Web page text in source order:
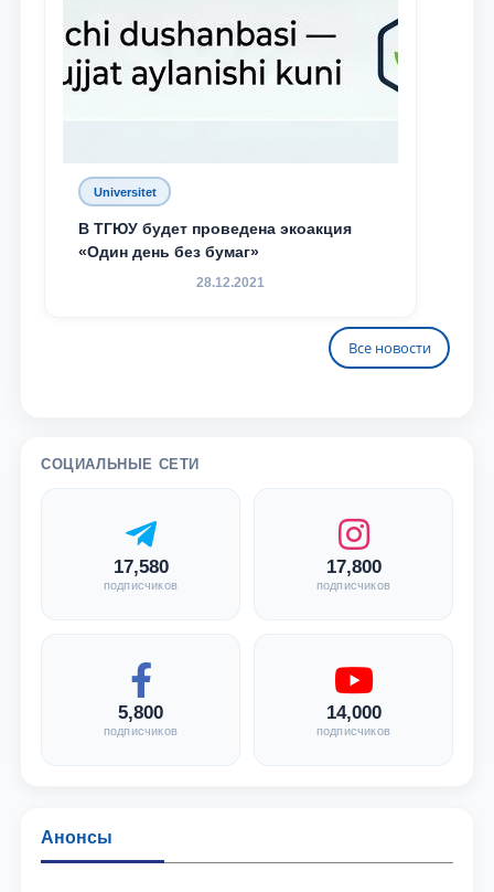
Universitet
В ТГЮУ будет проведена экоакция
«Один день без бумаг»
28.12.2021
Все новости
СОЦИАЛЬНЫЕ СЕТИ
17,580
подписчиков
17,800
подписчиков
5,800
подписчиков
14,000
подписчиков
Анонсы